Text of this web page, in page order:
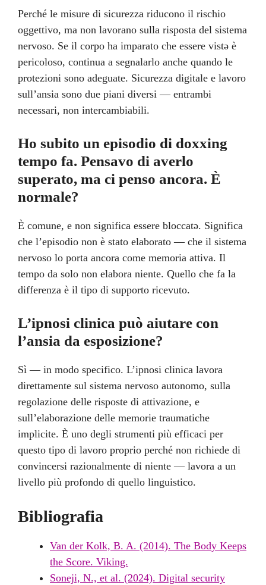
Perché le misure di sicurezza riducono il rischio
oggettivo, ma non lavorano sulla risposta del sistema
nervoso. Se il corpo ha imparato che essere vistə è
pericoloso, continua a segnalarlo anche quando le
protezioni sono adeguate. Sicurezza digitale e lavoro
sull’ansia sono due piani diversi — entrambi
necessari, non intercambiabili.
Ho subito un episodio di doxxing
tempo fa. Pensavo di averlo
superato, ma ci penso ancora. È
normale?
È comune, e non significa essere bloccatə. Significa
che l’episodio non è stato elaborato — che il sistema
nervoso lo porta ancora come memoria attiva. Il
tempo da solo non elabora niente. Quello che fa la
differenza è il tipo di supporto ricevuto.
L’ipnosi clinica può aiutare con
l’ansia da esposizione?
Sì — in modo specifico. L’ipnosi clinica lavora
direttamente sul sistema nervoso autonomo, sulla
regolazione delle risposte di attivazione, e
sull’elaborazione delle memorie traumatiche
implicite. È uno degli strumenti più efficaci per
questo tipo di lavoro proprio perché non richiede di
convincersi razionalmente di niente — lavora a un
livello più profondo di quello linguistico.
Bibliografia
Van der Kolk, B. A. (2014). The Body Keeps
the Score. Viking.
Soneji, N., et al. (2024). Digital security